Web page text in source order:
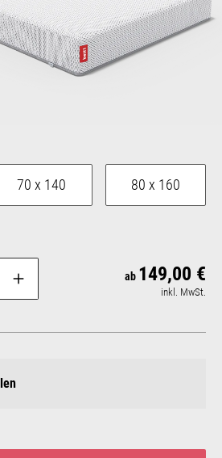
70 x 140 80 x 160
ab 149,00 €
inkl. MwSt.